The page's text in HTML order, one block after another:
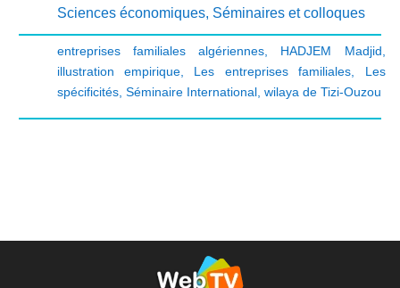
Sciences économiques, Séminaires et colloques
entreprises familiales algériennes HADJEM Madjid
illustration empirique, Les entreprises familiales
Les
spécificités, Séminaire International, wilaya de Tizi-Ouzou